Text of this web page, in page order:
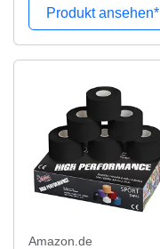
Produkt ansehen*
Amazon.de